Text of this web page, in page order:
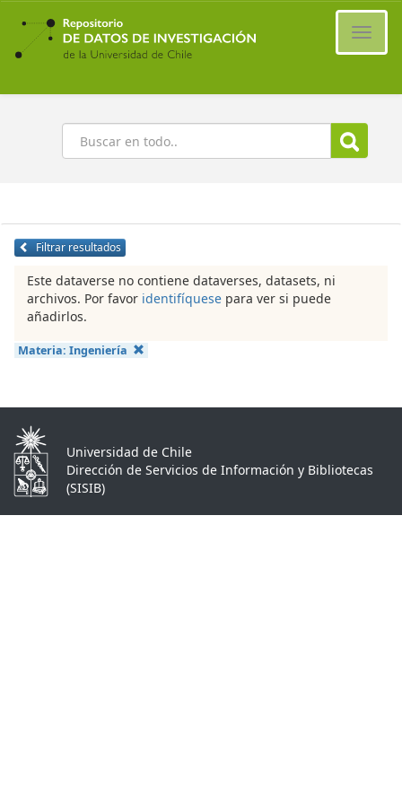
Ir
contenido
principal
Buscar
Filtrar resultados
Este dataverse no contiene dataverses, datasets, ni
archivos. Por favor identifíquese para ver si puede
añadirlos.
Materia: Ingeniería
Universidad de Chile
Dirección de Servicios de Información y Bibliotecas
(SISIB)